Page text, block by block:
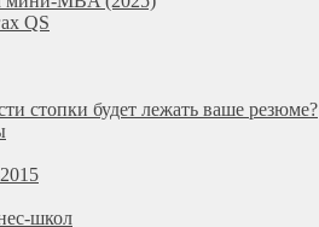
QS
стопки будет лежать ваше резюме?
школ